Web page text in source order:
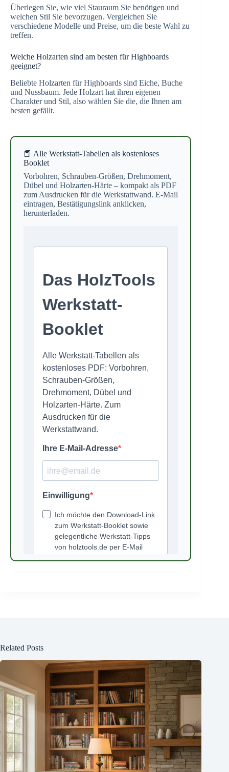
Überlegen Sie, wie viel Stauraum Sie benötigen und
welchen Stil Sie bevorzugen. Vergleichen Sie
verschiedene Modelle und Preise, um die beste Wahl zu
treffen.
Welche Holzarten sind am besten für Highboards
geeignet?
Beliebte Holzarten für Highboards sind Eiche, Buche
und Nussbaum. Jede Holzart hat ihren eigenen
Charakter und Stil, also wählen Sie die, die Ihnen am
besten gefällt.
📕 Alle Werkstatt-Tabellen als kostenloses
Booklet
Vorbohren, Schrauben-Größen, Drehmoment,
Dübel und Holzarten-Härte – kompakt als PDF
zum Ausdrucken für die Werkstattwand. E-Mail
eintragen, Bestätigungslink anklicken,
herunterladen.
Related Posts